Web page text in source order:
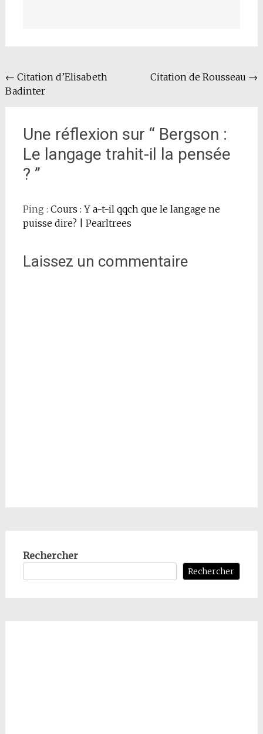
Navigation
de
← Citation d’Elisabeth
Badinter
Citation de Rousseau →
Une réflexion sur “ Bergson :
Le langage trahit-il la pensée
? ”
Ping : Cours : Y a-t-il qqch que le langage ne
puisse dire? | Pearltrees
Laissez un commentaire
Rechercher
Rechercher